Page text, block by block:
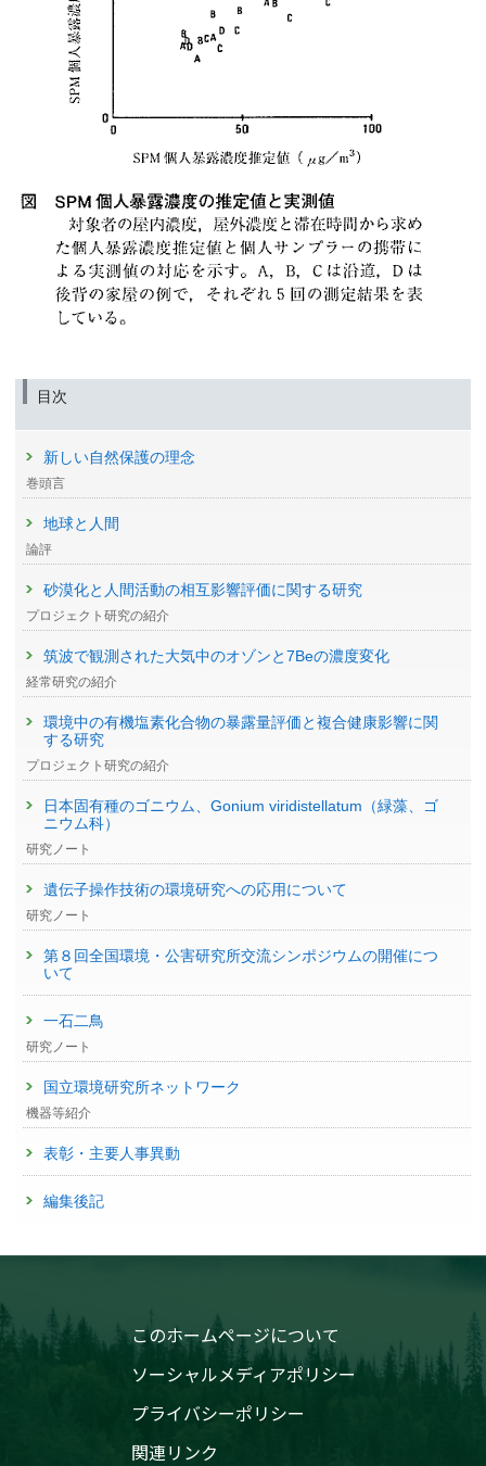
目次
新しい自然保護の理念
巻頭言
地球と人間
論評
砂漠化と人間活動の相互影響評価に関する研究
プロジェクト研究の紹介
筑波で観測された大気中のオゾンと7Beの濃度変化
経常研究の紹介
環境中の有機塩素化合物の暴露量評価と複合健康影響に関
する研究
プロジェクト研究の紹介
日本固有種のゴニウム、Gonium viridistellatum（緑藻、ゴ
ニウム科）
研究ノート
遺伝子操作技術の環境研究への応用について
研究ノート
第８回全国環境・公害研究所交流シンポジウムの開催につ
いて
一石二鳥
研究ノート
国立環境研究所ネットワーク
機器等紹介
表彰・主要人事異動
編集後記
このホームページについて
ソーシャルメディアポリシー
プライバシーポリシー
関連リンク